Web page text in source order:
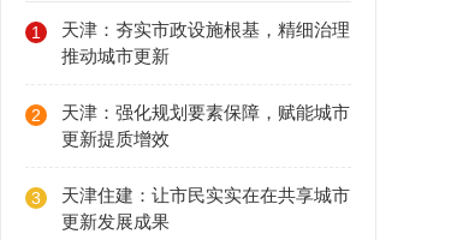
1
天津：夯实市政设施根基，精细治理
推动城市更新
2
天津：强化规划要素保障，赋能城市
更新提质增效
3
天津住建：让市民实实在在共享城市
更新发展成果